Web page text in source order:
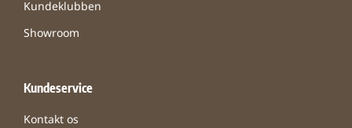
Kundeklubben
Showroom
Kundeservice
Kontakt os